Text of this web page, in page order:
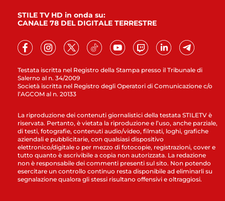
Testata iscritta nel Registro della Stampa presso il Tribunale di
Salerno al n. 34/2009
Società iscritta nel Registro degli Operatori di Comunicazione c/o
l’AGCOM al n. 20133
STILE TV HD in onda su:
CANALE 78 DEL DIGITALE TERRESTRE
La riproduzione dei contenuti giornalistici della testata STILETV è
riservata. Pertanto, è vietata la riproduzione e l’uso, anche parziale,
di testi, fotografie, contenuti audio/video, filmati, loghi, grafiche
aziendali e pubblicitarie, con qualsiasi dispositivo
elettronico/digitale o per mezzo di fotocopie, registrazioni, cover e
tutto quanto è ascrivibile a copia non autorizzata. La redazione
non è responsabile dei commenti presenti sul sito. Non potendo
esercitare un controllo continuo resta disponibile ad eliminarli su
segnalazione qualora gli stessi risultano offensivi e oltraggiosi.